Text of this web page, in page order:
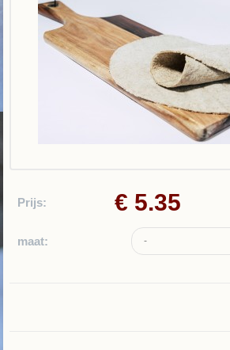
Prijs: € 5.35
maat: -